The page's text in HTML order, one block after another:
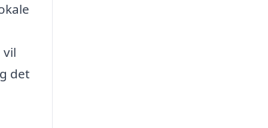
det